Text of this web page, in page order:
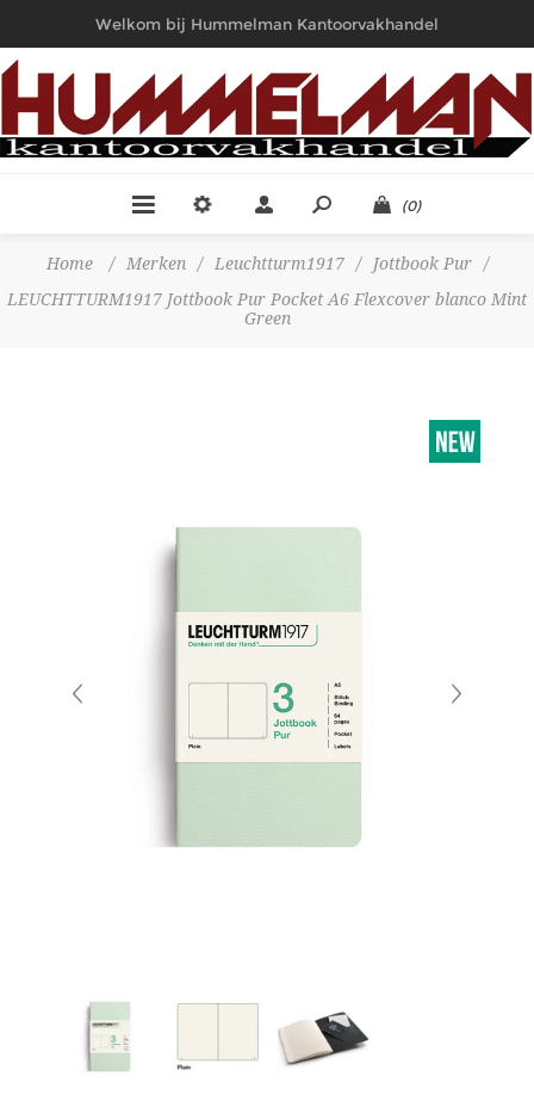
Welkom bij Hummelman Kantoorvakhandel
(0)
Home / Merken / Leuchtturm1917 / Jottbook Pur
/
LEUCHTTURM1917 Jottbook Pur Pocket A6 Flexcover blanco Mint
Green